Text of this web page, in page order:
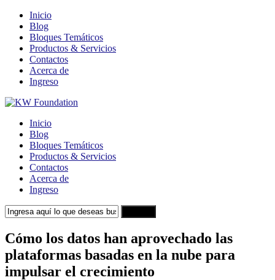
Inicio
Blog
Bloques Temáticos
Productos & Servicios
Contactos
Acerca de
Ingreso
Inicio
Blog
Bloques Temáticos
Productos & Servicios
Contactos
Acerca de
Ingreso
Cómo los datos han aprovechado las
plataformas basadas en la nube para
impulsar el crecimiento